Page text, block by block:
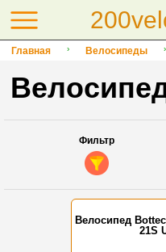
Главная Велосипеды
Фильтр
Велосипед
21S